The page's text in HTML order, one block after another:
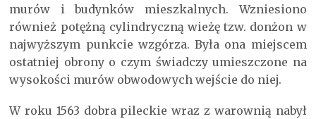
murów i budynków mieszkalnych. Wzniesiono
również potężną cylindryczną wieżę tzw. donżon w
najwyższym punkcie wzgórza. Była ona miejscem
ostatniej obrony o czym świadczy umieszczone na
wysokości murów obwodowych wejście do niej.
W roku 1563 dobra pileckie wraz z warownią nabył